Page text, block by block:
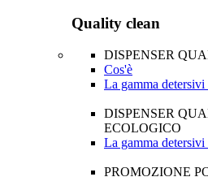
Quality clean
DISPENSER
Cos'è
La gamma
DISPENSER
ECOLOGICO
La gamma
PROMOZIONE